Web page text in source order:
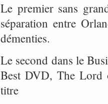
Le premier sans
séparation entre
démenties.
Le second dans le
Best DVD, The Lord
titre